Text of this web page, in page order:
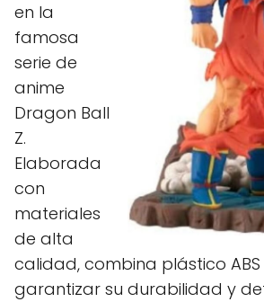
en la
famosa
serie de
anime
Dragon Ball
Z.
Elaborada
con
materiales
de alta
calidad, combina plástico ABS
garantizar su durabilidad y